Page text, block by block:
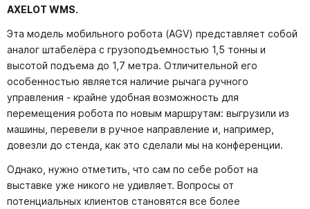
AXELOT WMS.
Эта модель мобильного робота (AGV) представляет собой
аналог штабелёра с грузоподъемностью 1,5 тонны и
высотой подъема до 1,7 метра. Отличительной его
особенностью является наличие рычага ручного
управления - крайне удобная возможность для
перемещения робота по новым маршрутам: выгрузили из
машины, перевели в ручное направление и, например,
довезли до стенда, как это сделали мы на конференции.
Однако, нужно отметить, что сам по себе робот на
выставке уже никого не удивляет. Вопросы от
потенциальных клиентов становятся все более